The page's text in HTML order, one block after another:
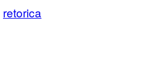
retorica